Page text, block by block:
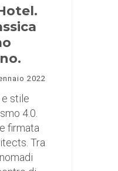
2022
stile
4.0.
firmata
Tra